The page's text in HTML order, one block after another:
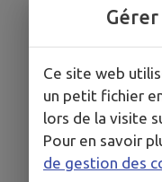
06.71.73.69.99Gérer
Ce site web
un petit fichier
lors de la visite
Pour en savoir
de gestion des